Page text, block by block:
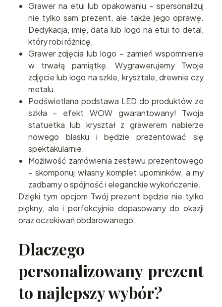
Grawer na etui lub opakowaniu – spersonalizuj
nie tylko sam prezent, ale także jego oprawę.
Dedykacja, imię, data lub logo na etui to detal,
który robi różnicę.
Grawer zdjęcia lub logo – zamień wspomnienie
w trwałą pamiątkę. Wygrawerujemy Twoje
zdjęcie lub logo na szkle, krysztale, drewnie czy
metalu.
Podświetlana podstawa LED do produktów ze
szkła – efekt WOW gwarantowany! Twoja
statuetka lub kryształ z grawerem nabierze
nowego blasku i będzie prezentować się
spektakularnie.
Możliwość zamówienia zestawu prezentowego
– skomponuj własny komplet upominków, a my
zadbamy o spójność i eleganckie wykończenie.
Dzięki tym opcjom Twój prezent będzie nie tylko
piękny, ale i perfekcyjnie dopasowany do okazji
oraz oczekiwań obdarowanego.
Dlaczego
personalizowany prezent
to najlepszy wybór?